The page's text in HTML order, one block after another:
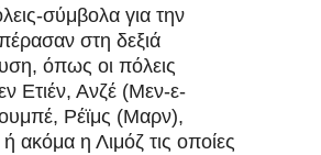
σύμβολα για την
στη δεξιά
όπως οι πόλεις
Ετιέν, Ανζέ (Μεν-ε-
Ρέϊμς (Μαρν),
ακόμα η Λιμόζ τις οποίες